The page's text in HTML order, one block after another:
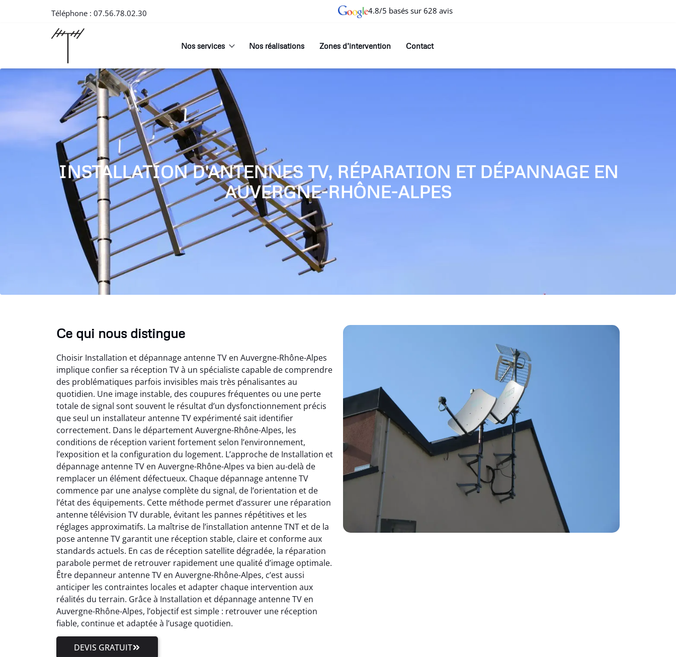
Téléphone : 07.56.78.02.30 4.8/5 basés sur 628 avis
Nos services Nos réalisations Zones d’intervention Contact
INSTALLATION D'ANTENNES TV, RÉPARATION ET DÉPANNAGE EN
AUVERGNE-RHÔNE-ALPES
Ce qui nous distingue
Choisir Installation et dépannage antenne TV en Auvergne-Rhône-Alpes
implique confier sa réception TV à un spécialiste capable de comprendre
des problématiques parfois invisibles mais très pénalisantes au
quotidien. Une image instable, des coupures fréquentes ou une perte
totale de signal sont souvent le résultat d’un dysfonctionnement précis
que seul un installateur antenne TV expérimenté sait identifier
correctement. Dans le département Auvergne-Rhône-Alpes, les
conditions de réception varient fortement selon l’environnement,
l’exposition et la configuration du logement. L’approche de Installation et
dépannage antenne TV en Auvergne-Rhône-Alpes va bien au-delà de
remplacer un élément défectueux. Chaque dépannage antenne TV
commence par une analyse complète du signal, de l’orientation et de
l’état des équipements. Cette méthode permet d’assurer une réparation
antenne télévision TV durable, évitant les pannes répétitives et les
réglages approximatifs. La maîtrise de l’installation antenne TNT et de la
pose antenne TV garantit une réception stable, claire et conforme aux
standards actuels. En cas de réception satellite dégradée, la réparation
parabole permet de retrouver rapidement une qualité d’image optimale.
Être depanneur antenne TV en Auvergne-Rhône-Alpes, c’est aussi
anticiper les contraintes locales et adapter chaque intervention aux
réalités du terrain. Grâce à Installation et dépannage antenne TV en
Auvergne-Rhône-Alpes, l’objectif est simple : retrouver une réception
fiable, continue et adaptée à l’usage quotidien.
DEVIS GRATUIT